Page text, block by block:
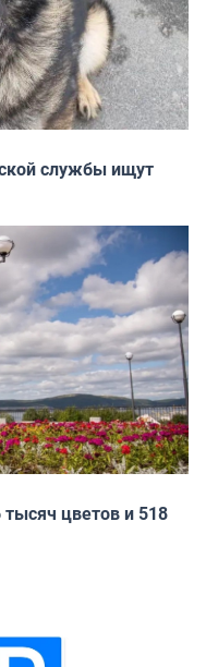
службы ищут
цветов и 518